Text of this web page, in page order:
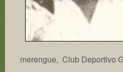
merengue, Club Deportivo